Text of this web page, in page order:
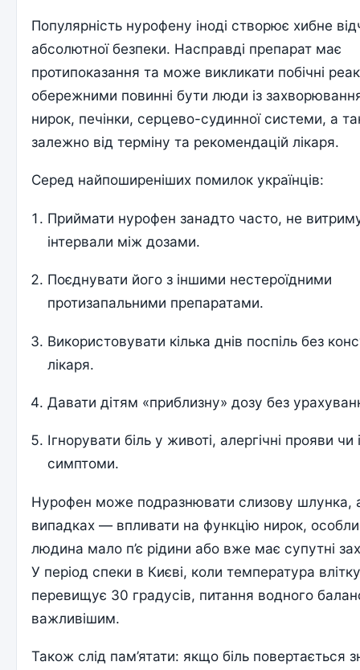
Популярність нурофену іноді створює хибне
абсолютної безпеки. Насправді препарат має
протипоказання та може викликати побічні
обережними повинні бути люди із
нирок, печінки, серцево-судинної системи, а
залежно від терміну та рекомендацій лікаря.
Серед найпоширеніших помилок українців:
Приймати нурофен занадто часто, не
інтервали між дозами.
Поєднувати його з іншими нестероїдними
протизапальними препаратами.
Використовувати кілька днів поспіль без
лікаря.
Давати дітям «приблизну» дозу без
Ігнорувати біль у животі, алергічні прояви чи
симптоми.
Нурофен може подразнювати слизову шлунка,
випадках — впливати на функцію нирок,
людина мало п’є рідини або вже має супутні
У період спеки в Києві, коли температура
перевищує 30 градусів, питання водного
важливішим.
Також слід пам’ятати: якщо біль повертається